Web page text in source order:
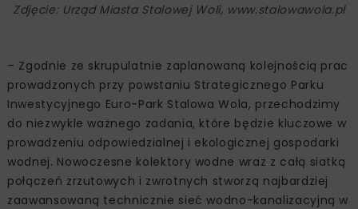
Zdjęcie: Urząd Miasta Stalowej Woli, www.stalowawola.pl
– Zgodnie ze skrupulatnie zaplanowaną kolejnością prac
prowadzonych przy powstaniu Strategicznego Parku
Inwestycyjnego Euro-Park Stalowa Wola, przechodzimy
do niezwykle ważnego zadania, które będzie kluczowe w
prowadzeniu odpowiedzialnej i ekologicznej gospodarki
wodnej. Nowoczesne kolektory wodne wraz z całą siatką
połączeń zrzutowych i zwrotnych stworzą najbardziej
zaawansowaną technicznie sieć wodno-kanalizacyjną w